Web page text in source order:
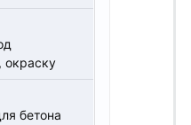
окраску
бетона